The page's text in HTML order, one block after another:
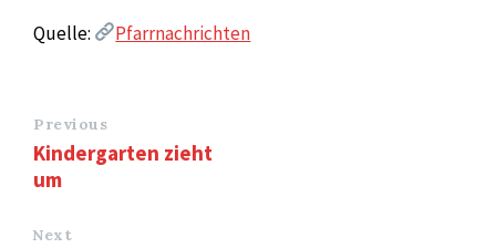
Quelle: Pfarrnachrichten
Previous
Kindergarten zieht
um
Next